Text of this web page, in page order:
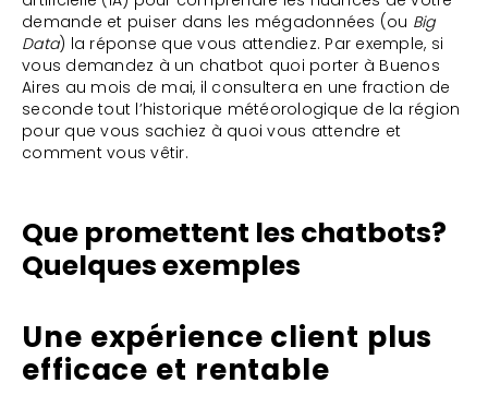
demande et puiser dans les mégadonnées (ou Big
Data) la réponse que vous attendiez. Par exemple, si
vous demandez à un chatbot quoi porter à Buenos
Aires au mois de mai, il consultera en une fraction de
seconde tout l’historique météorologique de la région
pour que vous sachiez à quoi vous attendre et
comment vous vêtir.
Que promettent les chatbots?
Quelques exemples
Une expérience client plus
efficace et rentable